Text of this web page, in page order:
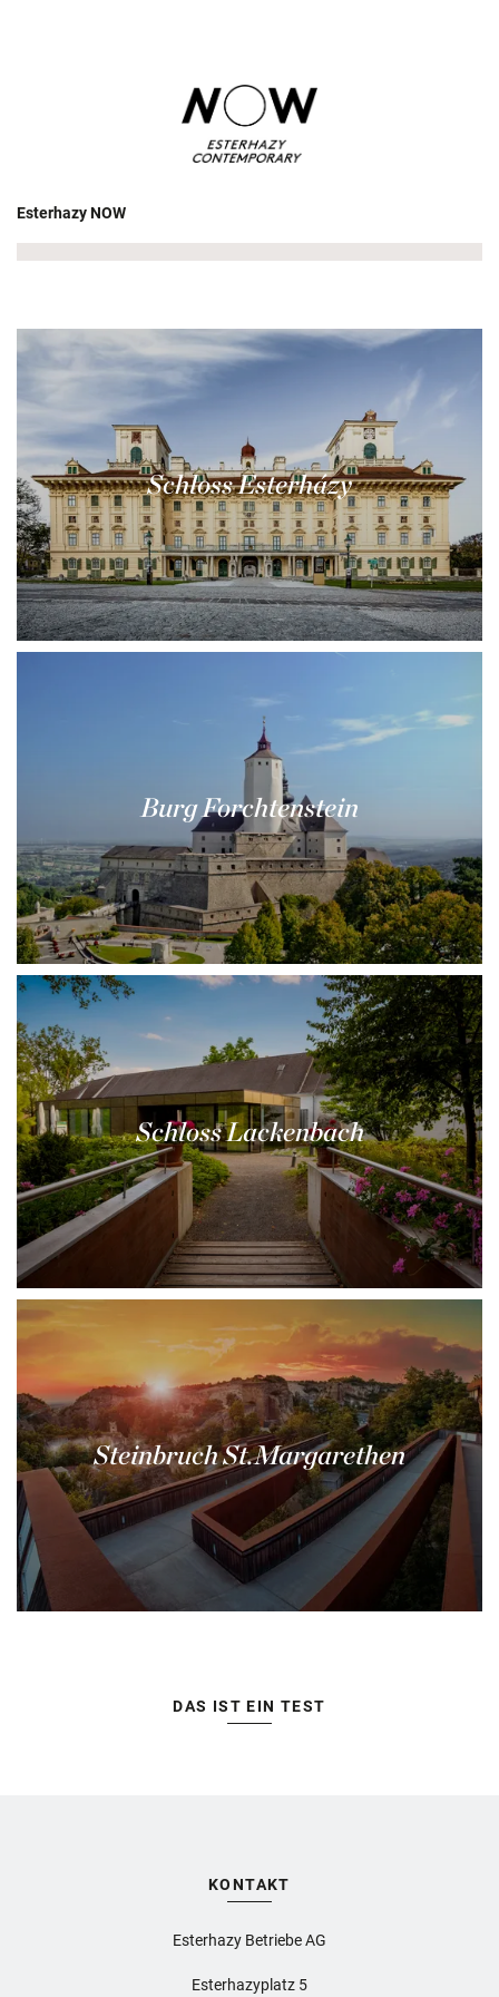
Esterhazy NOW
Schloss Esterházy
Burg Forchtenstein
Schloss Lackenbach
Steinbruch St.Margarethen
DAS IST EIN TEST
KONTAKT
Esterhazy Betriebe AG
Esterhazyplatz 5